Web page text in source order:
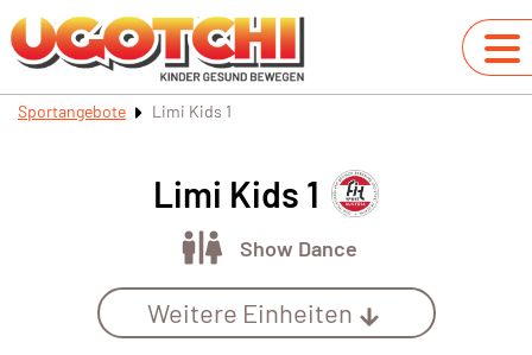
Sportangebote Limi Kids 1
Limi Kids 1
Show Dance
Weitere Einheiten